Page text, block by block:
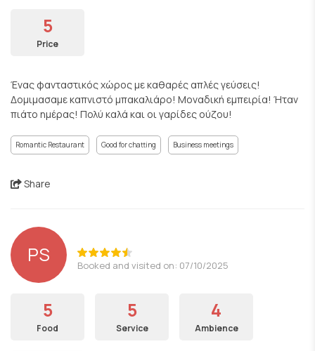
5
Price
Ένας φανταστικός χώρος με καθαρές απλές γεύσεις!
Δομιμασαμε καπνιστό μπακαλιάρο! Μοναδική εμπειρία! Ήταν
πιάτο ημέρας! Πολύ καλά και οι γαρίδες ούζου!
Romantic Restaurant Good for chatting Business meetings
Share
PS Booked and visited on: 07/10/2025
5
Food
5
Service
4
Ambience